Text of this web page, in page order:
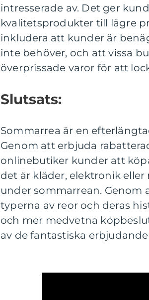
intresserade av. Det ger
kvalitetsprodukter till lägre
inkludera att kunder är
inte behöver, och att vissa
överprissade varor för att
Slutsats:
Sommarrea är en
Genom att erbjuda
onlinebutiker kunder att
det är kläder, elektronik
under sommarrean. Genom
typerna av reor och deras
och mer medvetna
av de fantastiska